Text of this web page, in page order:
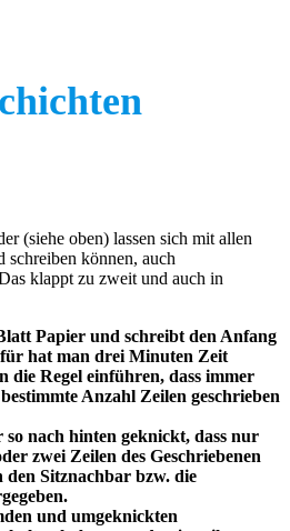
(siehe oben) lassen sich mit allen
schreiben können, auch
klappt zu zweit und auch in
Papier und schreibt den Anfang
hat man drei Minuten Zeit
die Regel einführen, dass immer
Anzahl Zeilen geschrieben
nach hinten geknickt, dass nur
zwei Zeilen des Geschriebenen
den Sitznachbar bzw. die
und umgeknickten